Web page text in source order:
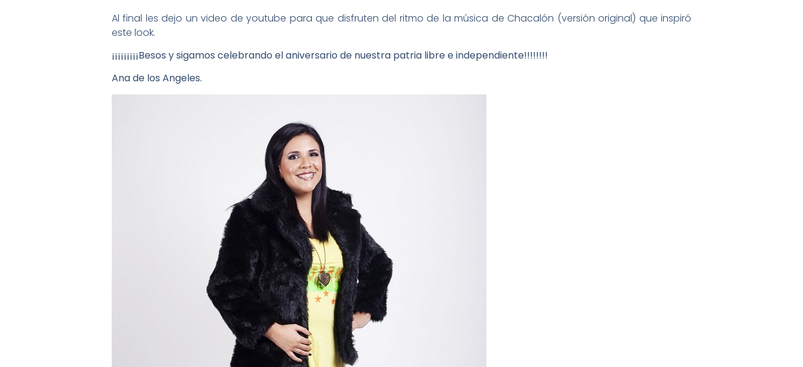
Al final les dejo un video de youtube para que disfruten del ritmo de la música de Chacalón (versión original) que inspiró
este look.
¡¡¡¡¡¡¡¡¡Besos y sigamos celebrando el aniversario de nuestra patria libre e independiente!!!!!!!!
Ana de los Angeles.